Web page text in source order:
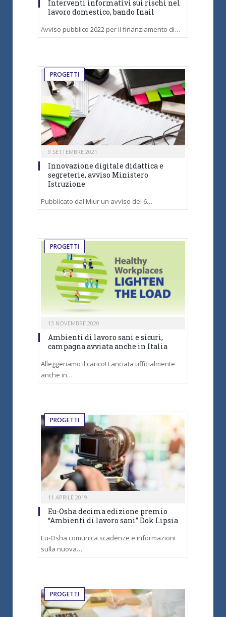
Interventi informativi sui rischi nel
lavoro domestico, bando Inail
Avviso pubblico 2022 per il finanziamento di…
PROGETTI
9 SETTEMBRE 2021
Innovazione digitale didattica e
segreterie, avviso Ministero
Istruzione
Pubblicato dal Miur un avviso del 6…
PROGETTI
13 NOVEMBRE 2020
Ambienti di lavoro sani e sicuri,
campagna avviata anche in Italia
Alleggeriamo il carico! Lanciata ufficialmente
anche in…
PROGETTI
11 APRILE 2019
Eu-Osha decima edizione premio
“Ambienti di lavoro sani” Dok Lipsia
Eu-Osha comunica scadenze e informazioni
sulla nuova…
PROGETTI